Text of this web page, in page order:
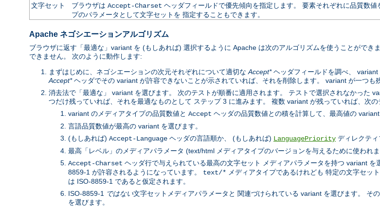
文字セット ブラウザは Accept-Charset ヘッダフィールドで優先傾向を指定します。 要素それぞれに品質数
プのパラメータとして文字セットを 指定することもできます。
Apache ネゴシエーションアルゴリズム
ブラウザに返す「最適な」variant を (もしあれば) 選択するように Apache は次のアルゴリズムを使うことができ
できません。 次のように動作します:
まずはじめに、ネゴシエーションの次元それぞれについて適切な Accept*ヘッダフィールドを調べ、
Accept*ヘッダでその variant が許容できないことが示されていれば、それを削除します。 variant が一つも
消去法で「最適な」 variant を選びます。 次のテストが順番に適用されます。 テストで選択されなかった
つだけ残っていれば、それを最適なものとして ステップ 3 に進みます。 複数 variant が残っていれば、次の
variant のメディアタイプの品質数値と Accept ヘッダの品質数値との積を計算して、最高値の variant
言語品質数値が最高の variant を選びます。
(もしあれば) Accept-Language ヘッダの言語順か、 (もしあれば) LanguagePriority ディレクティ
最高「レベル」のメディアパラメータ (text/html メディアタイプのバージョンを与えるために使われ
Accept-Charset ヘッダ行で与えられている最高の文字セット メディアパラメータを持つ variant
8859-1 が許容されるようになっています。 text/* メディアタイプであるけれども 特定の文字セッ
は ISO-8859-1 であると仮定されます。
ISO-8859-1 ではない文字セットメディアパラメータと 関連づけられている variant を選びます。 そ
を選びます。